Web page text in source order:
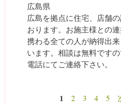
広島県
広島を拠点に住宅、店舗
おります。お施主様との
携わる全ての人が納得出
います。相談は無料です
電話にてご連絡下さい。
1 2 3 4 5